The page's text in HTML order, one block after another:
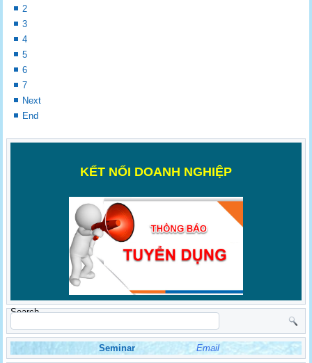
2
3
4
5
6
7
Next
End
KẾT NỐI DOANH NGHIỆP
Search
Seminar Email